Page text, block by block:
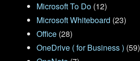
Microsoft To Do (12)
Microsoft Whiteboard (23)
Office (28)
OneDrive ( for Business ) (59)